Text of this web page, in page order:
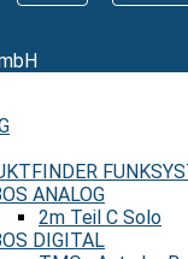
ANALOG
2m Teil C Solo
DIGITAL